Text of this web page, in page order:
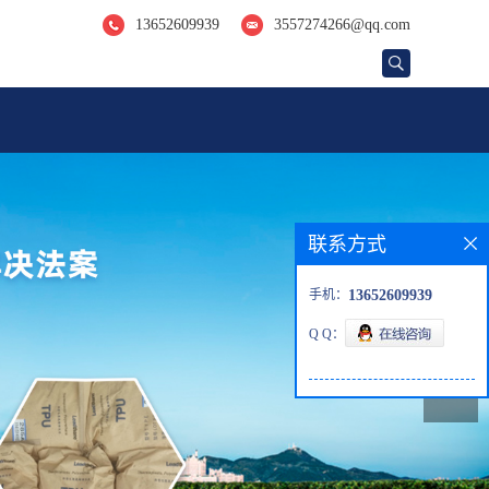
13652609939 3557274266@qq.com
联系方式
手机： 13652609939
Q Q：